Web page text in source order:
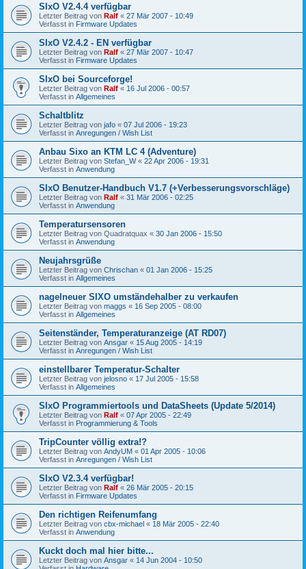
SIxO V2.4.4 verfügbar
Letzter Beitrag von Ralf « 27 Mär 2007 - 10:49
Verfasst in Firmware Updates
SIxO V2.4.2 - EN verfügbar
Letzter Beitrag von Ralf « 27 Mär 2007 - 10:47
Verfasst in Firmware Updates
SIxO bei Sourceforge!
Letzter Beitrag von Ralf « 16 Jul 2006 - 00:57
Verfasst in Allgemeines
Schaltblitz
Letzter Beitrag von jafo « 07 Jul 2006 - 19:23
Verfasst in Anregungen / Wish List
Anbau Sixo an KTM LC 4 (Adventure)
Letzter Beitrag von Stefan_W« 22 Apr 2006 - 19:31
Verfasst in Anwendung
SIxO Benutzer-Handbuch V1.7 (+Verbesserungsvorschläge)
Letzter Beitrag von Ralf « 31 Mär 2006 - 02:25
Verfasst in Anwendung
Temperatursensoren
Letzter Beitrag von Quadratquax « 30 Jan 2006 - 15:50
Verfasst in Anwendung
Neujahrsgrüße
Letzter Beitrag von Chrischan « 01 Jan 2006 - 15:25
Verfasst in Allgemeines
nagelneuer SIXO umständehalber zu verkaufen
Letzter Beitrag von maggs « 16 Sep 2005 - 08:00
Verfasst in Allgemeines
Seitenständer, Temperaturanzeige (AT RD07)
Letzter Beitrag von Ansgar « 15 Aug 2005 - 14:19
Verfasst in Anregungen / Wish List
einstellbarer Temperatur-Schalter
Letzter Beitrag von jelosno « 17 Jul 2005 - 15:58
Verfasst in Allgemeines
SIxO Programmiertools und DataSheets (Update 5/2014)
Letzter Beitrag von Ralf « 07 Apr 2005 - 22:49
Verfasst in Programmierung & Tools
TripCounter völlig extra!?
Letzter Beitrag von AndyUM « 01 Apr 2005 - 10:06
Verfasst in Anregungen / Wish List
SIxO V2.3.4 verfügbar!
Letzter Beitrag von Ralf « 26 Mär 2005 - 20:15
Verfasst in Firmware Updates
Den richtigen Reifenumfang
Letzter Beitrag von cbx-michael « 18 Mär 2005 - 22:40
Verfasst in Anwendung
Kuckt doch mal hier bitte...
Letzter Beitrag von Ansgar « 14 Jun 2004 - 10:50